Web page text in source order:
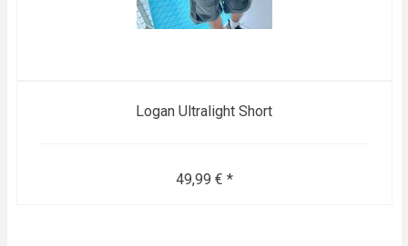
Logan Ultralight Short
49,99 € *